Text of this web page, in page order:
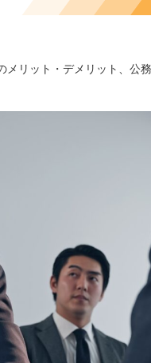
リット・デメリット、公